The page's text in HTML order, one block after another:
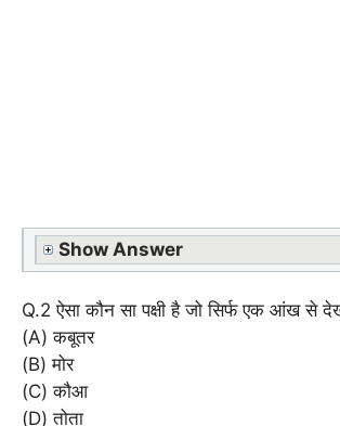
Show Answer
Q.2 ऐसा कौन सा पक्षी है जो सिर्फ एक आंख से
(A) कबूतर
(B) मोर
(C) कौआ
(D) तोता